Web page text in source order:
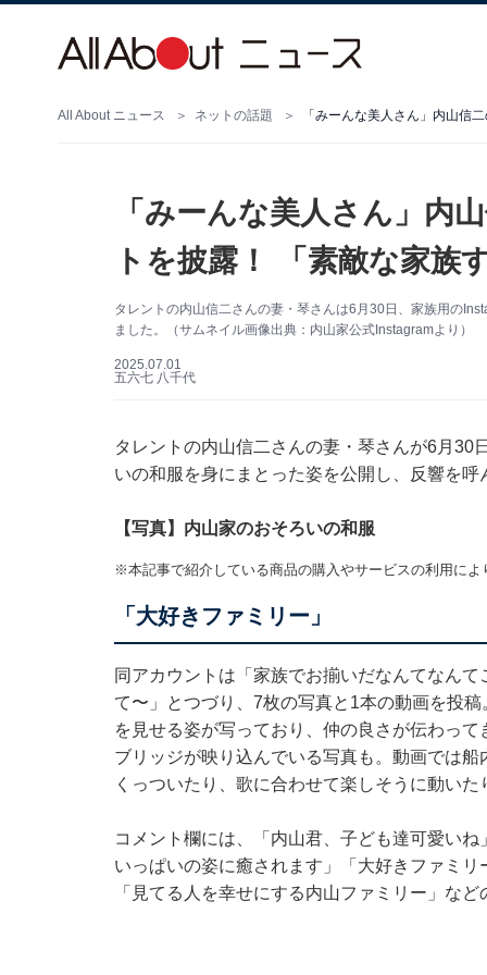
All About ニュース ネットの話題 「みーんな美人さん」内山信
「みーんな美人さん」内
トを披露！ 「素敵な家族
タレントの内山信二さんの妻・琴さんは6月30日、家族用の
ました。（サムネイル画像出典：内山家公式Instagramより）
2025.07.01
五六七 八千代
タレントの内山信二さんの妻・琴さんが6月30
いの和服を身にまとった姿を公開し、反響を呼
【写真】内山家のおそろいの和服
※本記事で紹介している商品の購入やサービスの利用によ
「大好きファミリー」
同アカウントは「家族でお揃いだなんてなん
て〜」とつづり、7枚の写真と1本の動画を投
を見せる姿が写っており、仲の良さが伝わっ
ブリッジが映り込んでいる写真も。動画では
くっついたり、歌に合わせて楽しそうに動いた
コメント欄には、「内山君、子ども達可愛い
いっぱいの姿に癒されます」「大好きファミ
「見てる人を幸せにする内山ファミリー」など